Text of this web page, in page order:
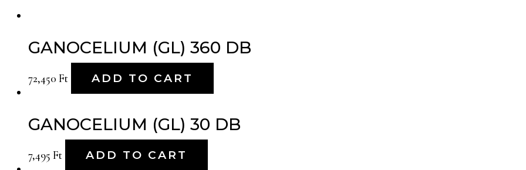
GANOCELIUM (GL) 360 DB
72,450 Ft ADD TO CART
GANOCELIUM (GL) 30 DB
7,495 Ft ADD TO CART